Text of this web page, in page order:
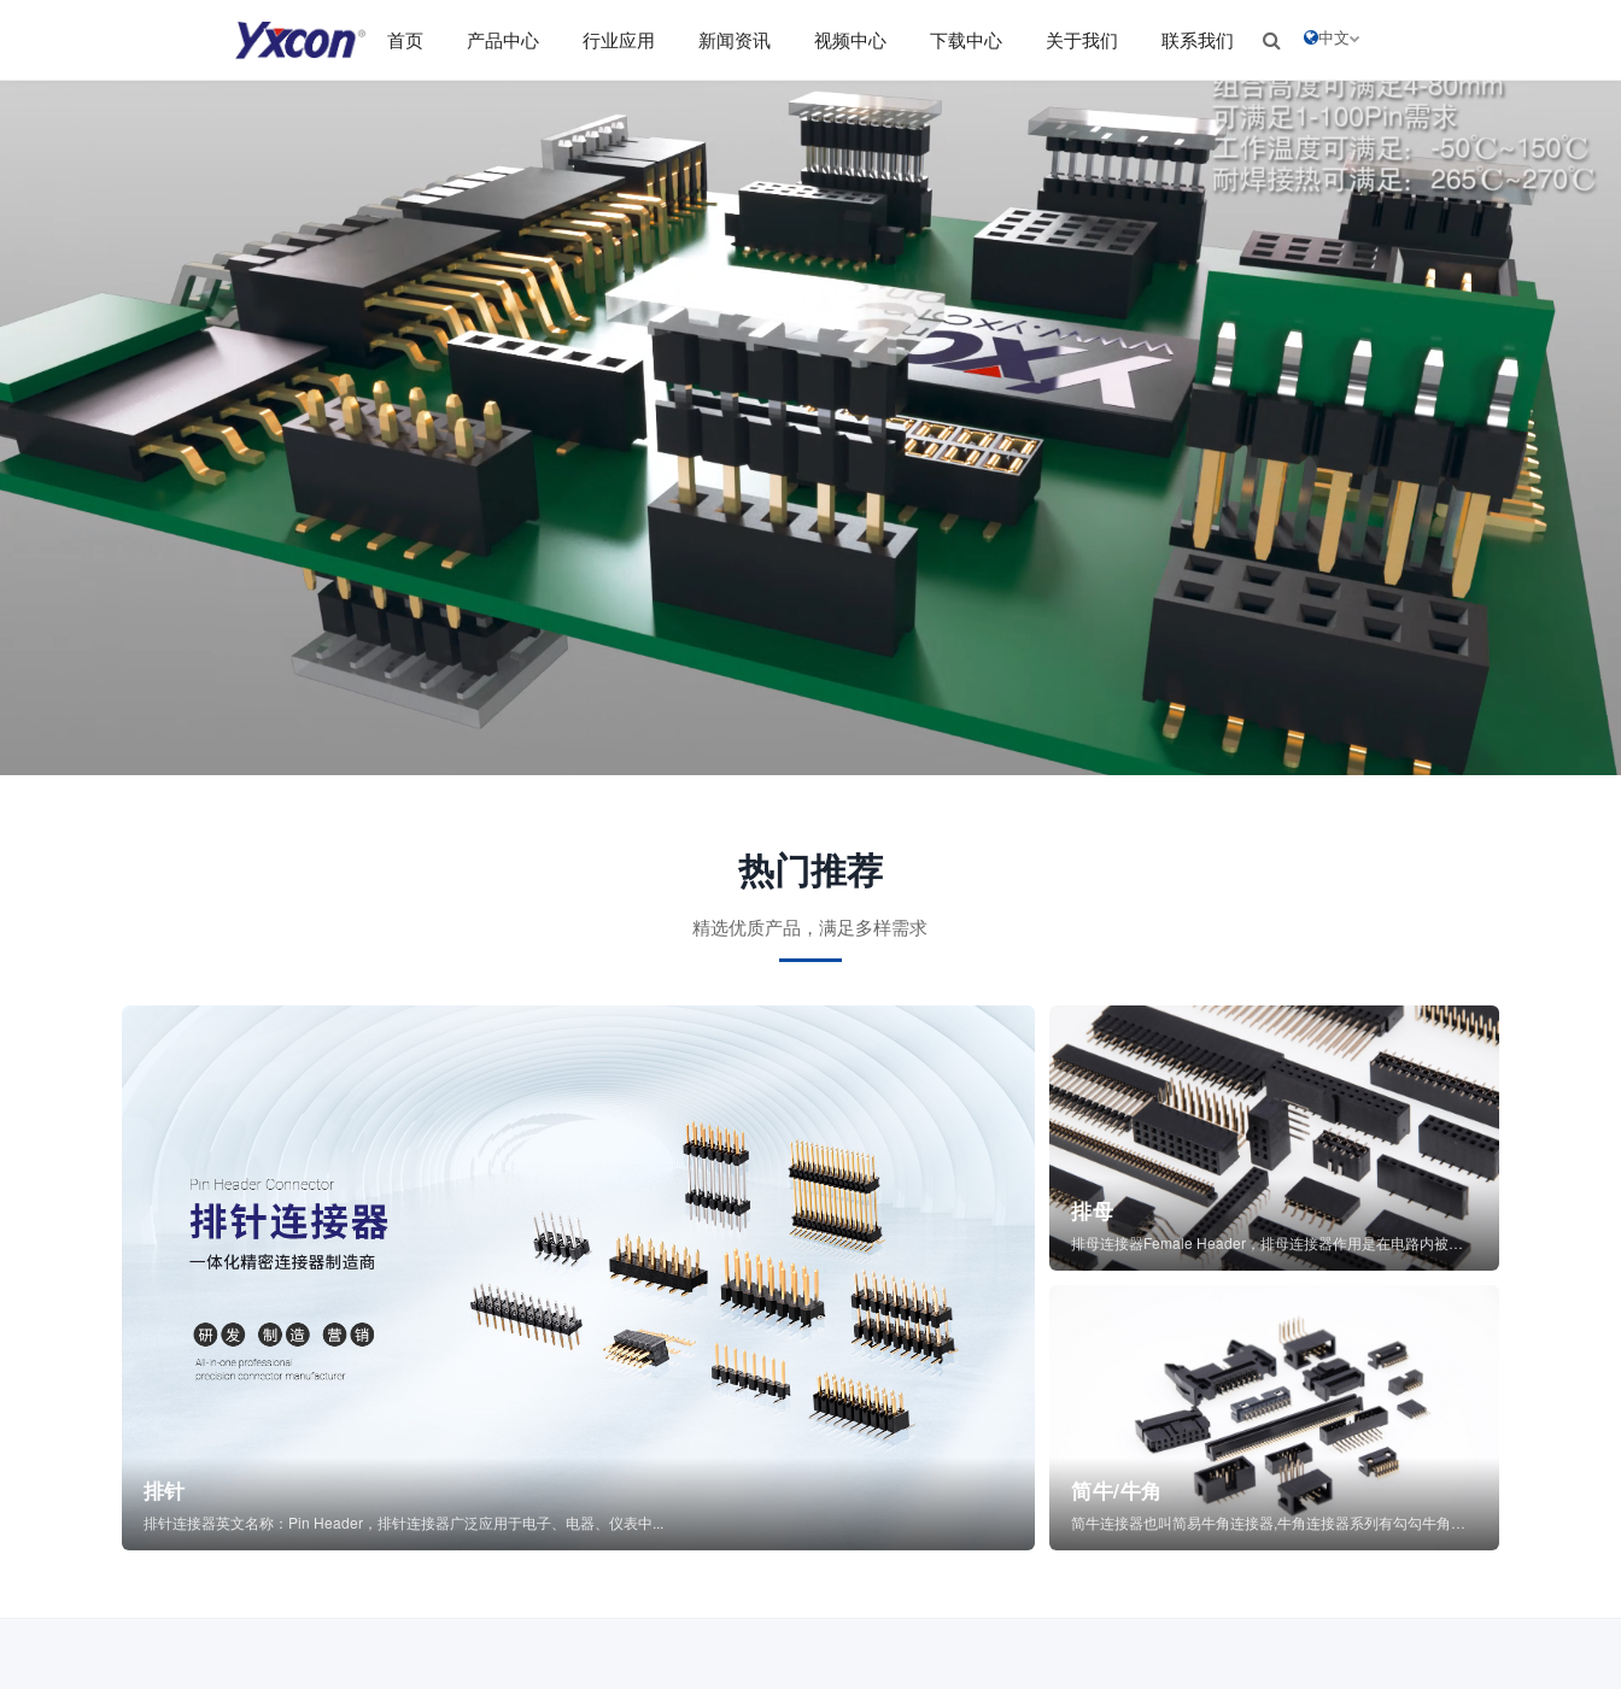
首页 产品中心 行业应用 新闻资讯 视频中心 下载中心 关于我们 联系我们 中文
热门推荐
精选优质产品，满足多样需求
排针
排针连接器英文名称：Pin Header，排针连接器广泛应用于电子、电器、仪表中...
排母
排母连接器Female Header，排母连接器作用是在电路内被阻断处或孤立不通...
简牛/牛角